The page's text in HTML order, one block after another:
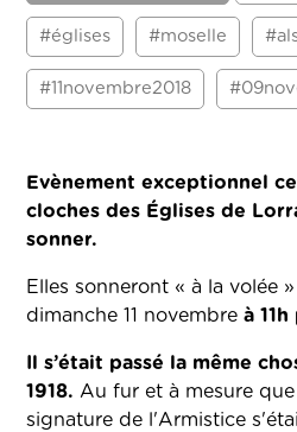
#églises #moselle
#11novembre2018
Evènement exceptionnel
cloches des Églises de
sonner.
Elles sonneront « à la volée
dimanche 11 novembreà
Il s’était passé la même
1918. Au fur et à mesure
signature de l'Armistice